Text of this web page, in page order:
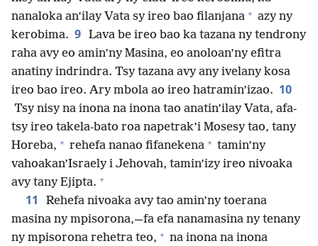
nanaloka an’ilay Vata sy ireo bao filanjana + azy ny
kerobima. 9 Lava be ireo bao ka tazana ny tendrony
raha avy eo amin’ny Masina, eo anoloan’ny efitra
anatiny indrindra. Tsy tazana avy any ivelany kosa
ireo bao ireo. Ary mbola ao ireo hatramin’izao. 10
Tsy nisy na inona na inona tao anatin’ilay Vata, afa-
tsy ireo takela-bato roa napetrak’i Mosesy tao, tany
Horeba, + rehefa nanao fifanekena + tamin’ny
vahoakan’Israely i Jehovah, tamin’izy ireo nivoaka
avy tany Ejipta. +
11
Rehefa nivoaka avy tao amin’ny toerana
masina ny mpisorona,—fa efa nanamasina ny tenany
ny mpisorona rehetra teo, + na inona na inona